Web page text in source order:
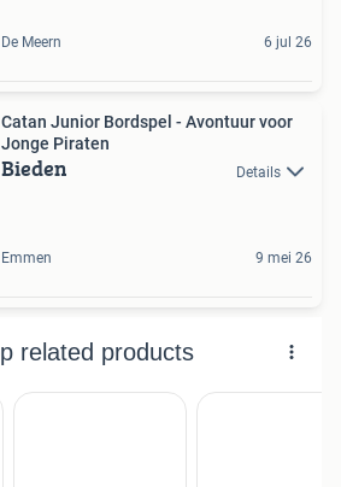
De Meern 6 jul 26
Catan Junior Bordspel - Avontuur voor
Jonge Piraten
Bieden Details
Emmen 9 mei 26